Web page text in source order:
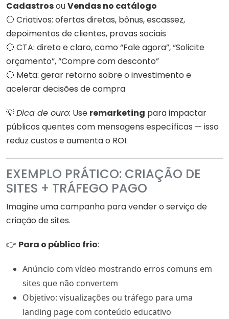
CadastrosouVendas no catálogo
🔴 Criativos: ofertas diretas, bônus, escassez,
depoimentos de clientes, provas sociais
🔴 CTA: direto e claro, como “Fale agora”, “Solicite
orçamento”, “Compre com desconto”
🔴 Meta: gerar retorno sobre o investimento e
acelerar decisões de compra
💡Dica de ouro: Use remarketing para impactar
públicos quentes com mensagens específicas — isso
reduz custos e aumenta o ROI.
EXEMPLO PRÁTICO: CRIAÇÃO DE
SITES + TRÁFEGO PAGO
Imagine uma campanha para vender o serviço de
criação de sites.
👉 Para o público frio:
Anúncio com vídeo mostrando erros comuns em
sites que não convertem
Objetivo: visualizações ou tráfego para uma
landing page com conteúdo educativo